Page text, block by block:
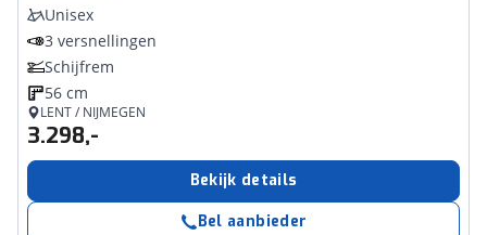
Unisex
3 versnellingen
Schijfrem
56 cm
LENT / NIJMEGEN
3.298,-
Bekijk details
Bel aanbieder